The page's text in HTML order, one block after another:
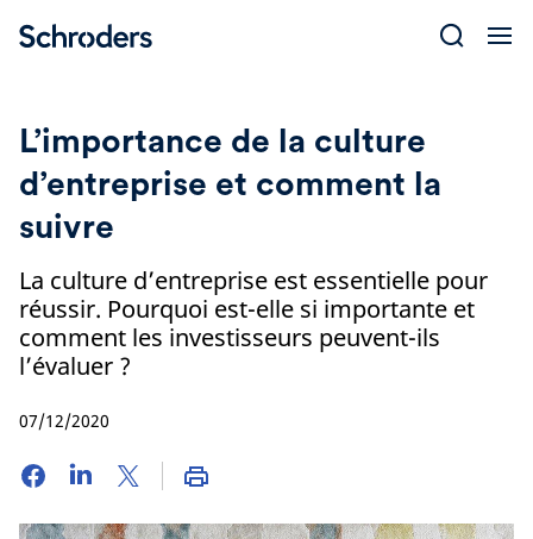
L’importance de la culture
d’entreprise et comment la
suivre
La culture d’entreprise est essentielle pour
réussir. Pourquoi est-elle si importante et
comment les investisseurs peuvent-ils
l’évaluer ?
07/12/2020